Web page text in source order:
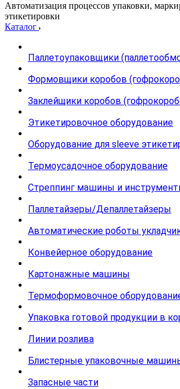
Автоматизация процессов упаковки,
этикетировки
Каталог
Паллетоупаковщики
Формовщики коробов
Заклейщики коробов
Этикетировочное оборудование
Оборудование для sleeve
Термоусадочное оборудование
Стреппинг машины и
Паллетайзеры/Депаллетайзеры
Автоматические роботы
Конвейерное оборудование
Картонажные машины
Термоформовочное
Упаковка готовой продукции в
Линии розлива
Блистерные упаковочные
Запасные части